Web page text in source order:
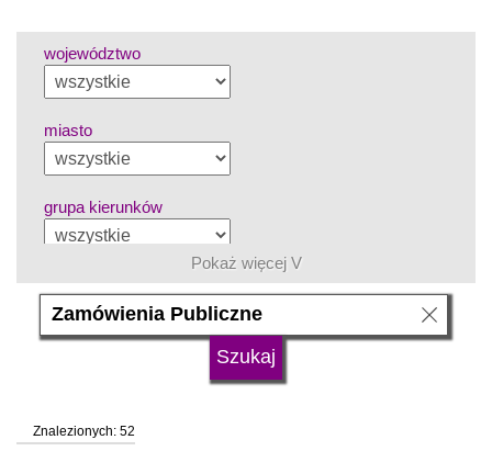
województwo
miasto
grupa kierunków
język
status uczelni
Pokaż więcej V
Znalezionych: 52